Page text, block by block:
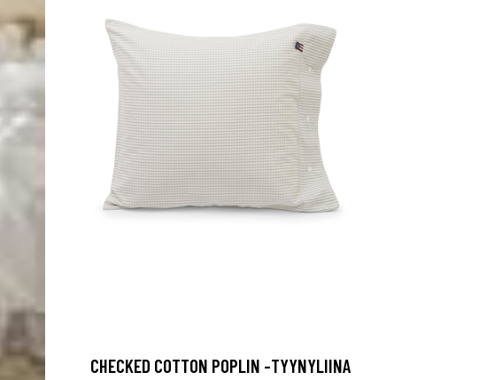
CHECKED COTTON POPLIN -TYYNYLIINA